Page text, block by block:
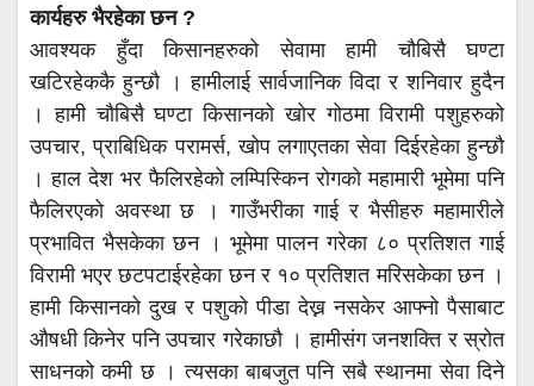
कार्यहरु भैरहेका छन ?
आवश्यक हुँदा किसानहरुको सेवामा हामी चौबिसै घण्टा
खटिरहेककै हुन्छौ । हामीलाई सार्वजानिक विदा र शनिवार हुदैन
। हामी चौबिसै घण्टा किसानको खोर गोठमा विरामी पशुहरुको
उपचार, प्राबिधिक परामर्स, खोप लगाएतका सेवा दिईरहेका हुन्छौ
। हाल देश भर फैलिरहेको लम्पिस्किन रोगको महामारी भूमेमा पनि
फैलिरएको अवस्था छ । गाउँभरीका गाई र भैसीहरु महामारीले
प्रभावित भैसकेका छन । भूमेमा पालन गरेका ८० प्रतिशत गाई
विरामी भएर छटपटाईरहेका छन र १० प्रतिशत मरिसकेका छन ।
हामी किसानको दुख र पशुको पीडा देख्न नसकेर आफ्नो पैसाबाट
औषधी किनेर पनि उपचार गरेकाछौ । हामीसंग जनशक्ति र स्रोत
साधनको कमी छ । त्यसका बाबजुत पनि सबै स्थानमा सेवा दिने